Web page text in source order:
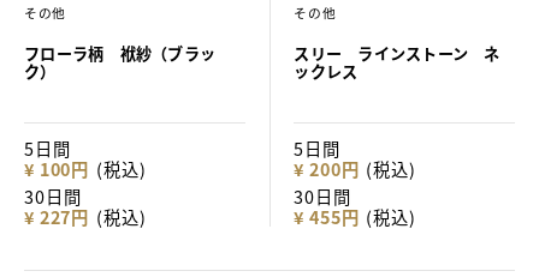
その他
フローラ柄 袱紗（ブラッ
ク）
5日間
¥ 100円 (税込)
30日間
¥ 227円 (税込)
その他
スリー ラインストーン ネ
ックレス
5日間
¥ 200円 (税込)
30日間
¥ 455円 (税込)